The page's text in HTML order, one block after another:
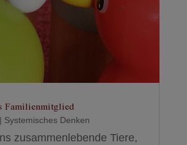
Familienmitglied
| Systemisches Denken
zusammenlebende Tiere,